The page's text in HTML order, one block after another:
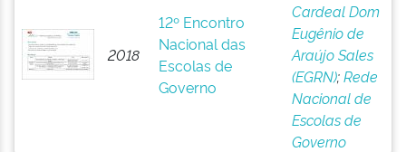
2018
12º Encontro
Nacional das
Escolas de
Governo
Cardeal Dom
Eugênio de
Araújo Sales
(EGRN);Rede
Nacional de
Escolas de
Governo